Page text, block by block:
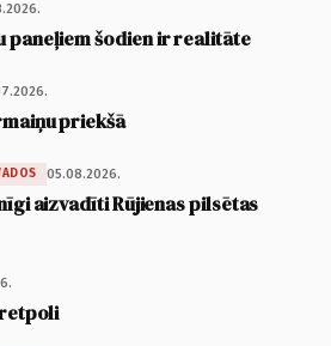
paneļiem šodien ir realitāte
priekšā
05.08.2026.
aizvadīti Rūjienas pilsētas